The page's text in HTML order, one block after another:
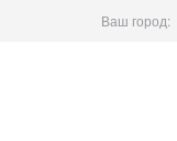
Ваш город: